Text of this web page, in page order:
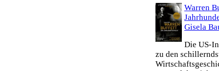
Warren
Gisela
Die US-
zu den